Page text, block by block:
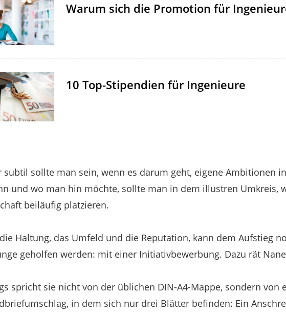
Warum sich die Promotion für
10 Top-Stipendien für Ingenieure
subtil sollte man sein, wenn es darum geht, eigene Ambitionen
und wo man hin möchte, sollte man in dem illustren Umkreis,
beiläufig platzieren.
Haltung, das Umfeld und die Reputation, kann dem Aufstieg
geholfen werden: mit einer Initiativbewerbung. Dazu rät
spricht sie nicht von der üblichen DIN-A4-Mappe, sondern von
in dem sich nur drei Blätter befinden: Ein